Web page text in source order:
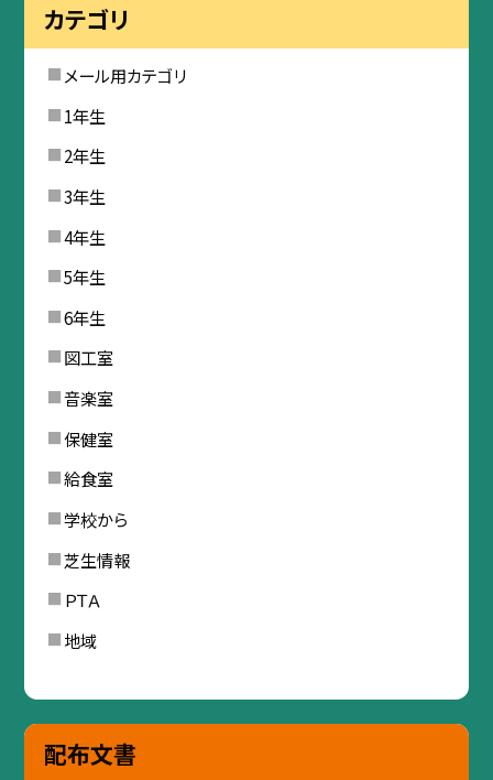
カテゴリ
メール用カテゴリ
1年生
2年生
3年生
4年生
5年生
6年生
図工室
音楽室
保健室
給食室
学校から
芝生情報
ＰＴＡ
地域
配布文書